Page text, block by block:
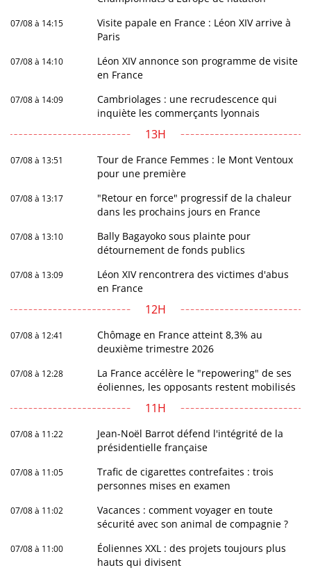
07/08 à 14:15
Visite papale en France : Léon XIV arrive à
Paris
07/08 à 14:10
Léon XIV annonce son programme de visite
en France
07/08 à 14:09
Cambriolages : une recrudescence qui
inquiète les commerçants lyonnais
13H
07/08 à 13:51
Tour de France Femmes : le Mont Ventoux
pour une première
07/08 à 13:17
"Retour en force" progressif de la chaleur
dans les prochains jours en France
07/08 à 13:10
Bally Bagayoko sous plainte pour
détournement de fonds publics
07/08 à 13:09
Léon XIV rencontrera des victimes d'abus
en France
12H
07/08 à 12:41
Chômage en France atteint 8,3% au
deuxième trimestre 2026
07/08 à 12:28
La France accélère le "repowering" de ses
éoliennes, les opposants restent mobilisés
11H
07/08 à 11:22
Jean-Noël Barrot défend l'intégrité de la
présidentielle française
07/08 à 11:05
Trafic de cigarettes contrefaites : trois
personnes mises en examen
07/08 à 11:02
Vacances : comment voyager en toute
sécurité avec son animal de compagnie ?
07/08 à 11:00
Éoliennes XXL : des projets toujours plus
hauts qui divisent